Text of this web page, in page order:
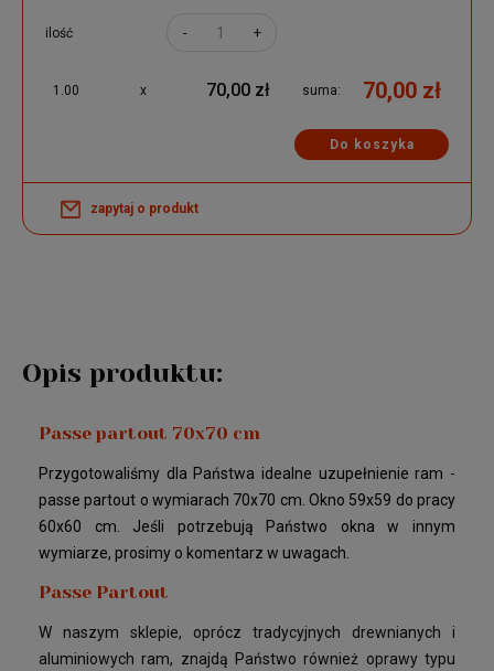
ilość - +
1.00 x 70,00 zł suma: 70,00 zł
Do koszyka
zapytaj o produkt
Opis produktu:
Passe partout 70x70 cm
Przygotowaliśmy dla Państwa idealne uzupełnienie ram -
passe partout o wymiarach 70x70 cm. Okno 59x59 do pracy
60x60 cm. Jeśli potrzebują Państwo okna w innym
wymiarze, prosimy o komentarz w uwagach.
Passe Partout
W naszym sklepie, oprócz tradycyjnych drewnianych i
aluminiowych ram, znajdą Państwo również oprawy typu